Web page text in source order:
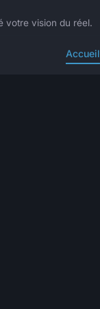
votre vision du réel.
Accueil